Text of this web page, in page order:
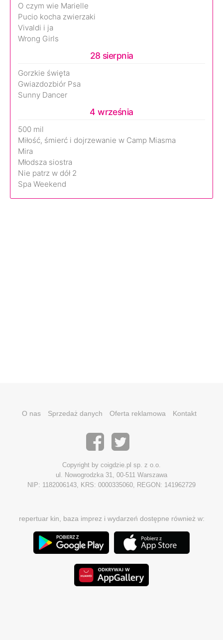
O czym wie Marielle
Pucio kocha zwierzaki
Vivaldi i ja
Wrong Girls
28 sierpnia
Gorzkie święta
Gwiazdozbiór Psa
Sunny Dancer
4 września
500 mil
Miłość, śmierć i dojrzewanie w Camp Miasma
Mira
Młodsza siostra
Nie patrz w dół 2
Spa Weekend
O nas Sprzedaż danych Oferta reklamowa Kontakt
Copyright by coigdzie.pl sp. z o.o.
ul. Nowogrodzka 31, 00-511 Warszawa
NIP: 1182006143, KRS: 0000335060, REGON: 141962729
repertuar kin, baza imprez i wydarzeń dostępne również w: